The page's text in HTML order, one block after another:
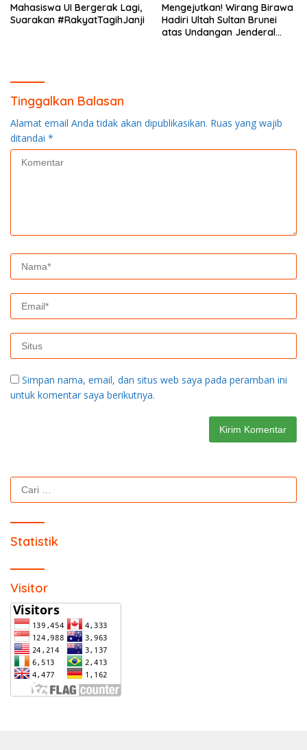
Mahasiswa UI Bergerak Lagi,
Suarakan #RakyatTagihJanji
Mengejutkan! Wirang Birawa
Hadiri Ultah Sultan Brunei
atas Undangan Jenderal
Tinggalkan Balasan
Alamat email Anda tidak akan dipublikasikan. Ruas yang wajib
ditandai *
Simpan nama, email, dan situs web saya pada peramban ini
untuk komentar saya berikutnya.
Cari
untuk:
Statistik
Visitor